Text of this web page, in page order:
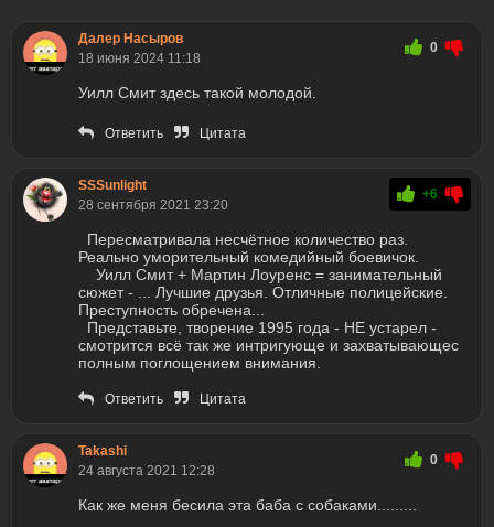
Далер Насыров
18 июня 2024 11:18
0
Уилл Смит здесь такой молодой.
Ответить Цитата
SSSunlight
28 сентября 2021 23:20
+6
Пересматривала несчётное количество раз.
Реально уморительный комедийный боевичок.
Уилл Смит + Мартин Лоуренс = занимательный
сюжет - ... Лучшие друзья. Отличные полицейские.
Преступность обречена...
Представьте, творение 1995 года - НЕ устарел -
смотрится всё так же интригующе и захватывающес
полным поглощением внимания.
Ответить Цитата
Takashi
24 августа 2021 12:28
0
Как же меня бесила эта баба с собаками.........